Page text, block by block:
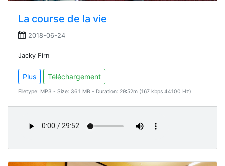
La course de la vie
2018-06-24
Jacky Firn
Plus Téléchargement
Filetype: MP3 - Size: 36.1 MB - Duration: 29:52m (167 kbps 44100 Hz)